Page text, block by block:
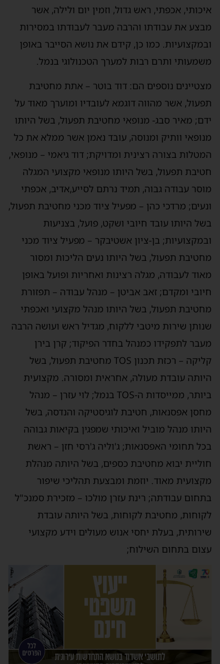
איכותי, אכפתי, ראש גדול, וזמין יום ולילה, אשר
מבצע את עבודתו והרבה מעבר לעבודתו במסירות
ובמקצועיות. כמו כן, קידם את נושא הסייבר באופן
משמעותי ותרם רבות למערך הטכנולוגי בנמל.
מצטיינים נוספים הם: דוד בוטר – אתת מחטיבת
תפעול, אשר מהווה דוגמא לעובדיו ומוערך מאוד על
ידם; מאיר סבג- מנופאי מחטיבת תפעול, בשל היותו
מנופאי וותיק ומנוסה, עובד נאמן אשר ממלא את כל
המטלות בצורה רצינית ומדויקת; דוד גיאמי – מנופאי,
חטיבת תפעול, בשל היותו מנופאי מקצועי המגלה
מוסר עבודה גבוה, תמיד נרתם לסייע,אדיב, אכפתי
ונעים; מרדכי כהן – מפעיל ציוד מכני מחטיבת תפעול,
בשל היותו עובד חיובי ושקט, פועל, בצניעות
ובמקצועיות; בן-ציון אשטיבקר – מפעיל ציוד מכני
מחטיבת תפעול, בשל היותו נעים הליכות ומסור
מאוד לעבודה, מגלה רצינות ואחריות ופועל באופן
חיובי ומקדם; זאב אביטן – מנהל עבודה – תפזורת
מחטיבת תפעול, בשל היותו מנהל מקצועי ואכפתי
שנותן שירות מיטבי ללקוח, מגדיל ראש ועושה הרבה
מעבר לתפקידו כמנהל בחדר הפיקוד; קרן בירן
קליקה – רכזת תכנון TOS מחטיבת תפעול, בשל
היותה עובדת מעולה, אחראית ומסורה. מקצועית
ביותר, ממייסדות ה-TOS בנמל; לוי עזרן – מנהל
מחסן אפסנאות, חטיבת לוגיסטיקה והנדסה, בשל
היותו מנהל מוביל ואיכותי שמפגין בקיאות גבוהה
בכל תחומי האפסנאות; ג'וליה ג'רסי חזן – ראשת
חוליית יבוא מחטיבת כספים, בשל היותה מנהלת
מקצועית מאוד. יוזמת ומבצעת תהליכי שיפור
בתחום עבודתה; רינת עזרן מולכו – מזכירת סמנכ"ל
לקוחות, מחטיבת לקוחות, בשל היותה עובדת
שירותית, בעלת יחסי אנוש מעולים וידע מקצועי
עצום בתחום השילוח;